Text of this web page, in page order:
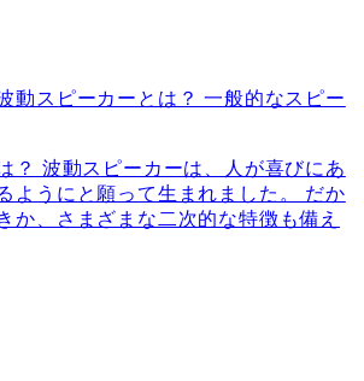
動スピーカーとは？ 一般的なスピー
？ 波動スピーカーは、人が喜びにあ
ようにと願って生まれました。 だか
か、さまざまな二次的な特徴も備え